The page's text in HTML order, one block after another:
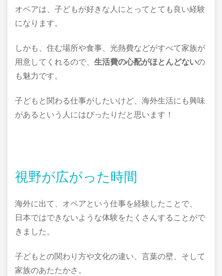
オペアは、子どもが好きな人にとってとても良い経験
になります。
しかも、住む場所や食事、光熱費などがすべて家族が
用意してくれるので、 生活費の心配がほとんどないの
も魅力です。
子どもと関わる仕事がしたいけど、海外生活にも興味
があるという人にはぴったりだと思います！
視野が広がった時間
海外に出て、オペアという仕事を経験したことで、
日本ではできないような体験をたくさんすることがで
きました。
子どもとの関わり方や文化の違い、言葉の壁、そして
家族のあたたかさ。